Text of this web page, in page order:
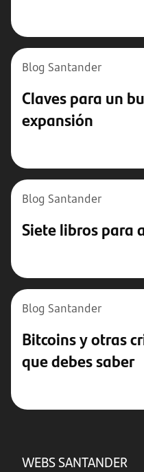
Blog Santander
Claves para un
expansión
Blog Santander
Siete libros para
Blog Santander
Bitcoins y otras
que debes saber
WEBS SANTANDER